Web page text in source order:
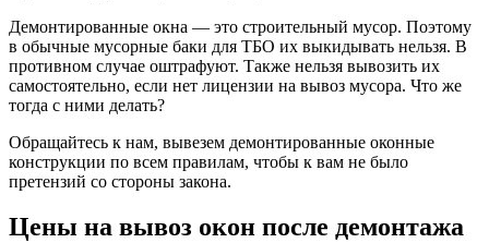
Демонтированные окна — это строительный мусор. Поэтому
в обычные мусорные баки для ТБО их выкидывать нельзя. В
противном случае оштрафуют. Также нельзя вывозить их
самостоятельно, если нет лицензии на вывоз мусора. Что же
тогда с ними делать?
Обращайтесь к нам, вывезем демонтированные оконные
конструкции по всем правилам, чтобы к вам не было
претензий со стороны закона.
Цены на вывоз окон после демонтажа